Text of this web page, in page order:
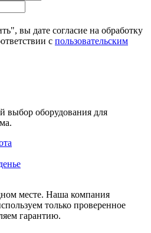
вы дате согласие на обработку
с пользовательским
выбор оборудования для
месте. Наша компания
только проверенное
гарантию.